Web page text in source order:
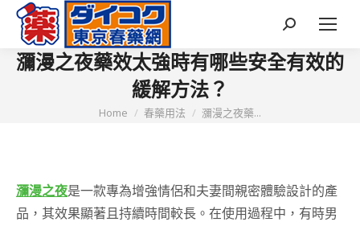
Search:
瀰漫之夜藥效太強時有哪些安全有效的
緩解方法？
You are here:
Home 春藥用法 瀰漫之夜藥...
瀰漫之夜是一款專為增強情侶和夫妻間親密體驗設計的產
品，其效果顯著且持續時間較長。在使用過程中，有時男